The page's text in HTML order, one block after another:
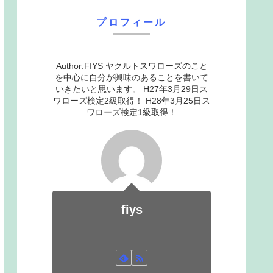
プロフィール
Author:FIYS ヤクルトスワローズのこと
を中心に自分が興味のあることを書いて
いきたいと思います。 H27年3月29日ス
ワローズ検定2級取得！ H28年3月25日ス
ワローズ検定1級取得！
fiys